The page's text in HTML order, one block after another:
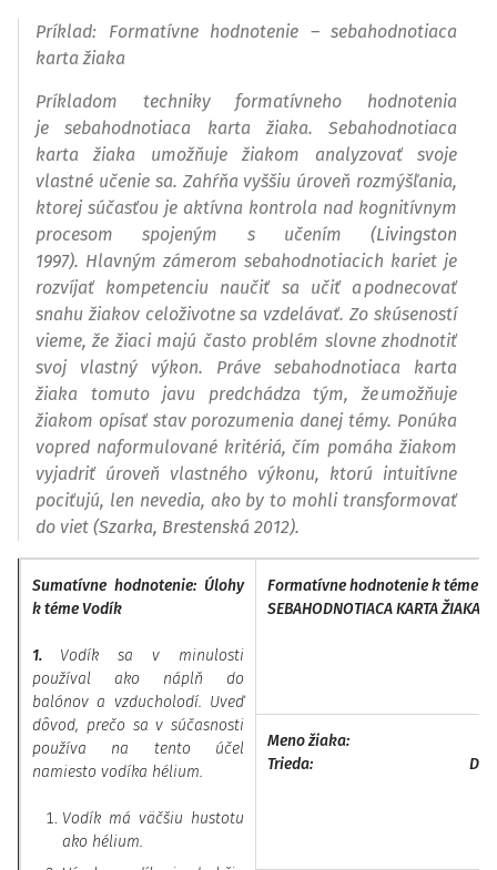
Príklad:
Formatívne hodnotenie – sebahodnotiaca
karta žiaka
Príkladom techniky formatívneho hodnotenia
je sebahodnotiaca karta žiaka. Sebahodnotiaca
karta žiaka umožňuje žiakom analyzovať svoje
vlastné učenie sa. Zahŕňa vyššiu úroveň rozmýšľania,
ktorej súčasťou je aktívna kontrola nad kognitívnym
procesom spojeným s učením (Livingston
1997). Hlavným zámerom sebahodnotiacich kariet je
rozvíjať kompetenciu naučiť sa učiť a podnecovať
snahu žiakov celoživotne sa vzdelávať. Zo skúseností
vieme, že žiaci majú často problém slovne zhodnotiť
svoj vlastný výkon. Práve sebahodnotiaca karta
žiaka tomuto javu predchádza tým, že umožňuje
žiakom opísať stav porozumenia danej témy. Ponúka
vopred naformulované kritériá, čím pomáha žiakom
vyjadriť úroveň vlastného výkonu, ktorú intuitívne
pociťujú, len nevedia, ako by to mohli transformovať
do viet (Szarka, Brestenská 2012).
Sumatívne hodnotenie: Úlohy
k téme Vodík
1. Vodík sa v minulosti
používal ako náplň do
balónov a vzducholodí. Uveď
dôvod, prečo sa v súčasnosti
používa na tento účel
namiesto vodíka hélium.
Vodík má väčšiu hustotu
ako hélium.
Formatívne hodnotenie k téme
SEBAHODNOTIACA KARTA ŽIAKA
Meno žiaka:
Trieda: